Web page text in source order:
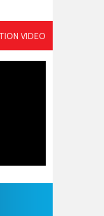
VIDEO